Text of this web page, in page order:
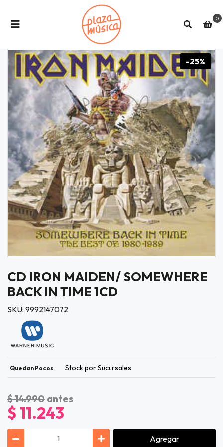
0
-25%
CD IRON MAIDEN/ SOMEWHERE
BACK IN TIME 1CD
SKU: 9992147072
Quedan Pocos Stock por Sucursales
$ 14.990 antes
$ 11.243
Agregar